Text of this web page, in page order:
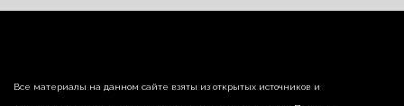
Все материалы на данном сайте взяты из открытых источников и